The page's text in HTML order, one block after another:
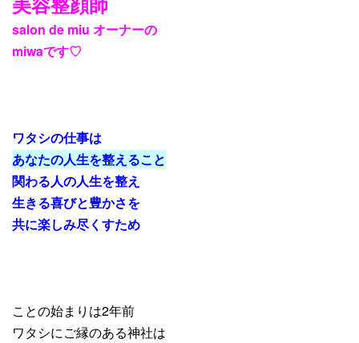
salon de miu オーナーの
miwaです♡
ワタシの仕事は
あなたの人生を整えること
関わる人の人生を整え
生きる喜びと豊かさを
共に楽しみ尽くすため
ことの始まりは2年前
ワタシにご縁のある神社は